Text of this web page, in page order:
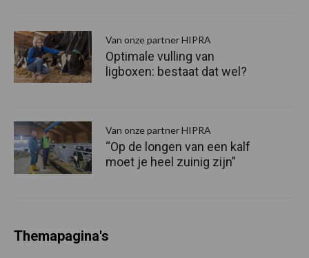
Van onze partner HIPRA
Optimale vulling van
ligboxen: bestaat dat wel?
Van onze partner HIPRA
“Op de longen van een kalf
moet je heel zuinig zijn”
Themapagina's